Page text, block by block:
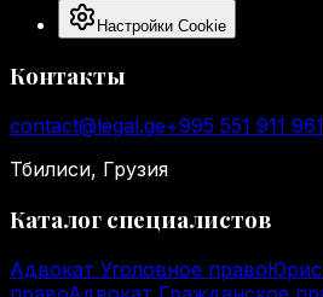
Настройки Cookie
Контакты
contact@legal.ge+995 551 911 961
Тбилиси, Грузия
Каталог специалистов
Адвокат Уголовное право